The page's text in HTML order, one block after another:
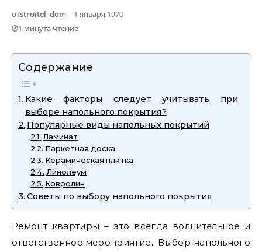
отstroitel_dom—1 января 1970
1 минута чтение
Содержание
Какие факторы следует учитывать при
выборе напольного покрытия?
Популярные виды напольных покрытий
Ламинат
Паркетная доска
Керамическая плитка
Линолеум
Ковролин
Советы по выбору напольного покрытия
Ремонт квартиры – это всегда волнительное и
ответственное мероприятие․ Выбор напольного